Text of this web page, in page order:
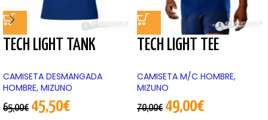
TECH LIGHT TANK
CAMISETA DESMANGADA
HOMBRE, MIZUNO
65,00€ 45,50€
TECH LIGHT TEE
CAMISETA M/C HOMBRE,
MIZUNO
70,00€ 49,00€